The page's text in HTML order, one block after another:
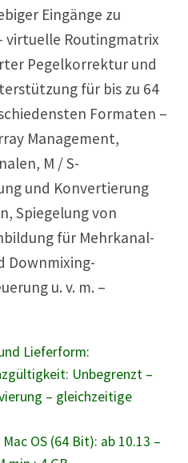
Eingänge zu
virtuelle Routingmatrix
Pegelkorrektur und
für bis zu 64
Formaten –
Management,
M / S-
und Konvertierung
Spiegelung von
für Mehrkanal-
Downmixing-
u. v. m. –
Lieferform:
Unbegrenzt –
– gleichzeitige
OS (64 Bit): ab 10.13 –